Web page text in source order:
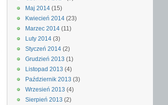
Maj 2014 (15)
Kwiecień 2014 (23)
Marzec 2014 (11)
Luty 2014 (3)
Styczeń 2014 (2)
Grudzień 2013 (1)
Listopad 2013 (4)
Październik 2013 (3)
Wrzesień 2013 (4)
Sierpień 2013 (2)